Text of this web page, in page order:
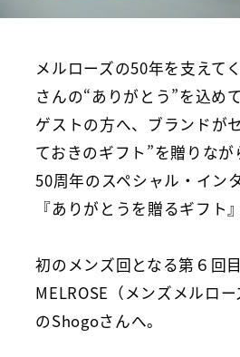
メルローズの50年を支えて
さんの“ありがとう”を込め
ゲストの方へ、ブランドが
ておきのギフト”を贈りなが
50周年のスペシャル・イン
『ありがとうを贈るギフト』
初のメンズ回となる第６回
MELROSE（メンズメルロ
のShogoさんへ。